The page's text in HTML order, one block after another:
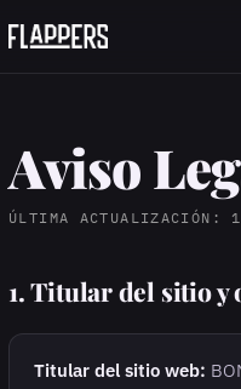
Aviso
ÚLTIMA ACTUALIZACIÓN:
1. Titular del sitio y
Titular del sitio web: